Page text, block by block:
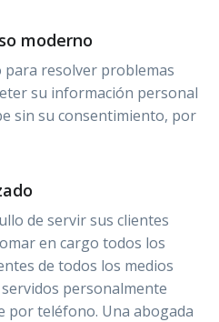
moderno
resolver problemas
su información personal
sin su consentimiento, por
de servir sus clientes
en cargo todos los
de todos los medios
personalmente
por teléfono. Una abogada